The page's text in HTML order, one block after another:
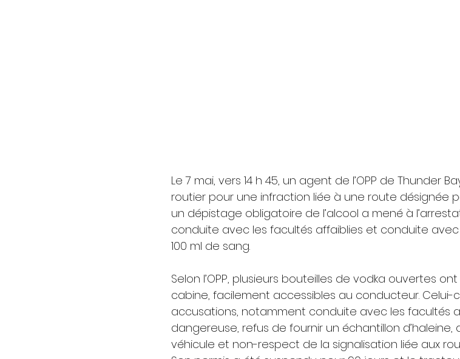
Le 7 mai, vers 14 h 45, un agent de l’OPP de Thunder
routier pour une infraction liée à une route désignée
un dépistage obligatoire de l’alcool a mené à
conduite avec les facultés affaiblies et conduite
100 ml de sang.
Selon l’OPP, plusieurs bouteilles de vodka ouvertes
cabine, facilement accessibles au conducteur. Celui-
accusations, notamment conduite avec les facultés
dangereuse, refus de fournir un échantillon
véhicule et non-respect de la signalisation liée aux